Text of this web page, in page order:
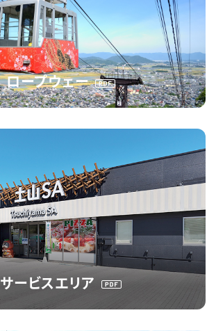
ロープウェー
サービスエリア